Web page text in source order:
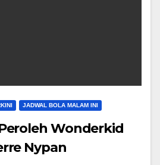
JADWAL BOLA MALAM INI
Wonderkid
Nypan